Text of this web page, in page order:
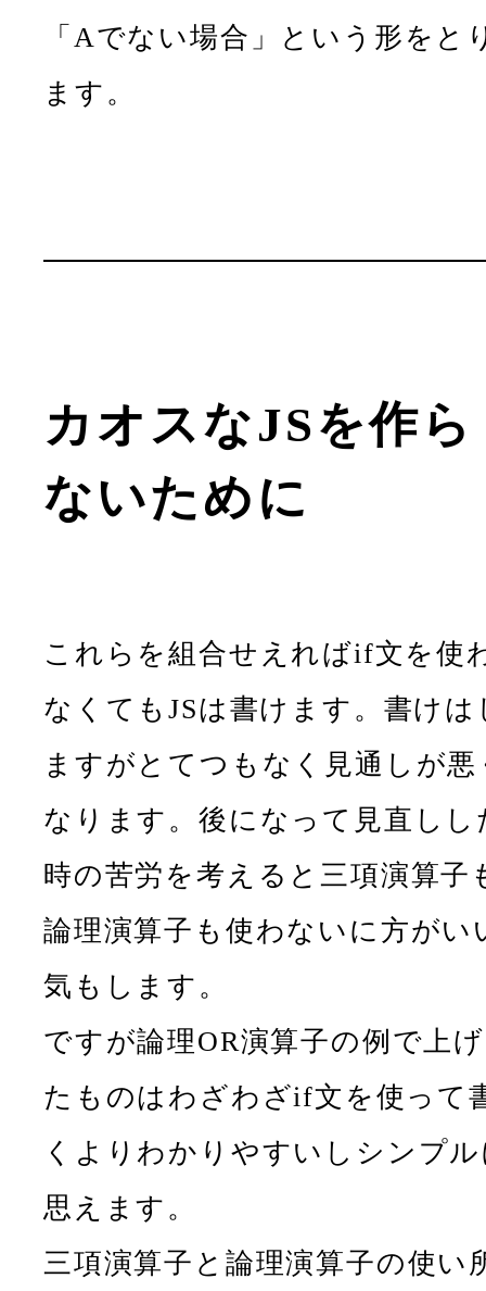
「Aでない場合」という形をと
ます。
カオスなJSを作ら
ないために
これらを組合せえればif文を使
なくてもJSは書けます。書けは
ますがとてつもなく見通しが悪
なります。後になって見直しし
時の苦労を考えると三項演算子
論理演算子も使わないに方がい
気もします。
ですが論理OR演算子の例で上げ
たものはわざわざif文を使って
くよりわかりやすいしシンプ
思えます。
三項演算子と論理演算子の使い